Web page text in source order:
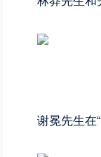
谢冕先生在